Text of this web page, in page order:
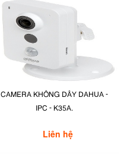
CAMERA KHÔNG DÂY DAHUA -
IPC - K35A.
Liên hệ